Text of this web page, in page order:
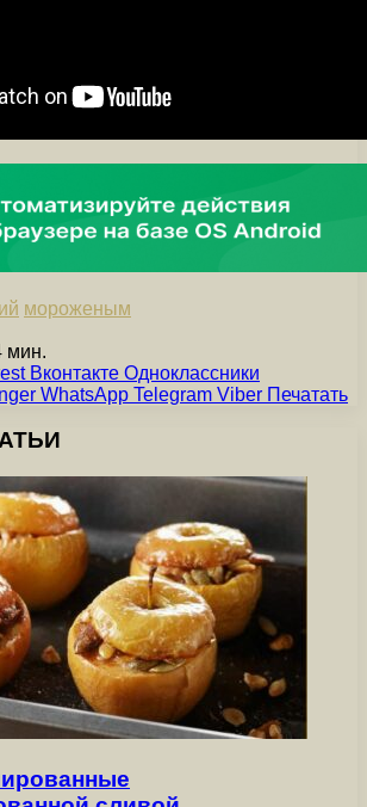
мороженым
мин.
Вконтакте Одноклассники
WhatsApp Telegram Viber Печатать